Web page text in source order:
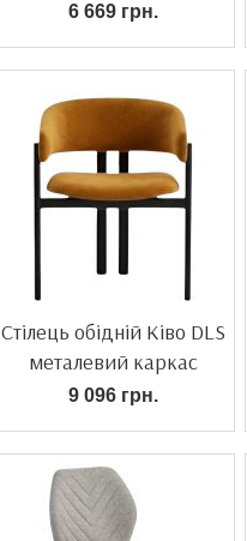
6 669 грн.
Стілець обідній Ківо DLS
металевий каркас
9 096 грн.